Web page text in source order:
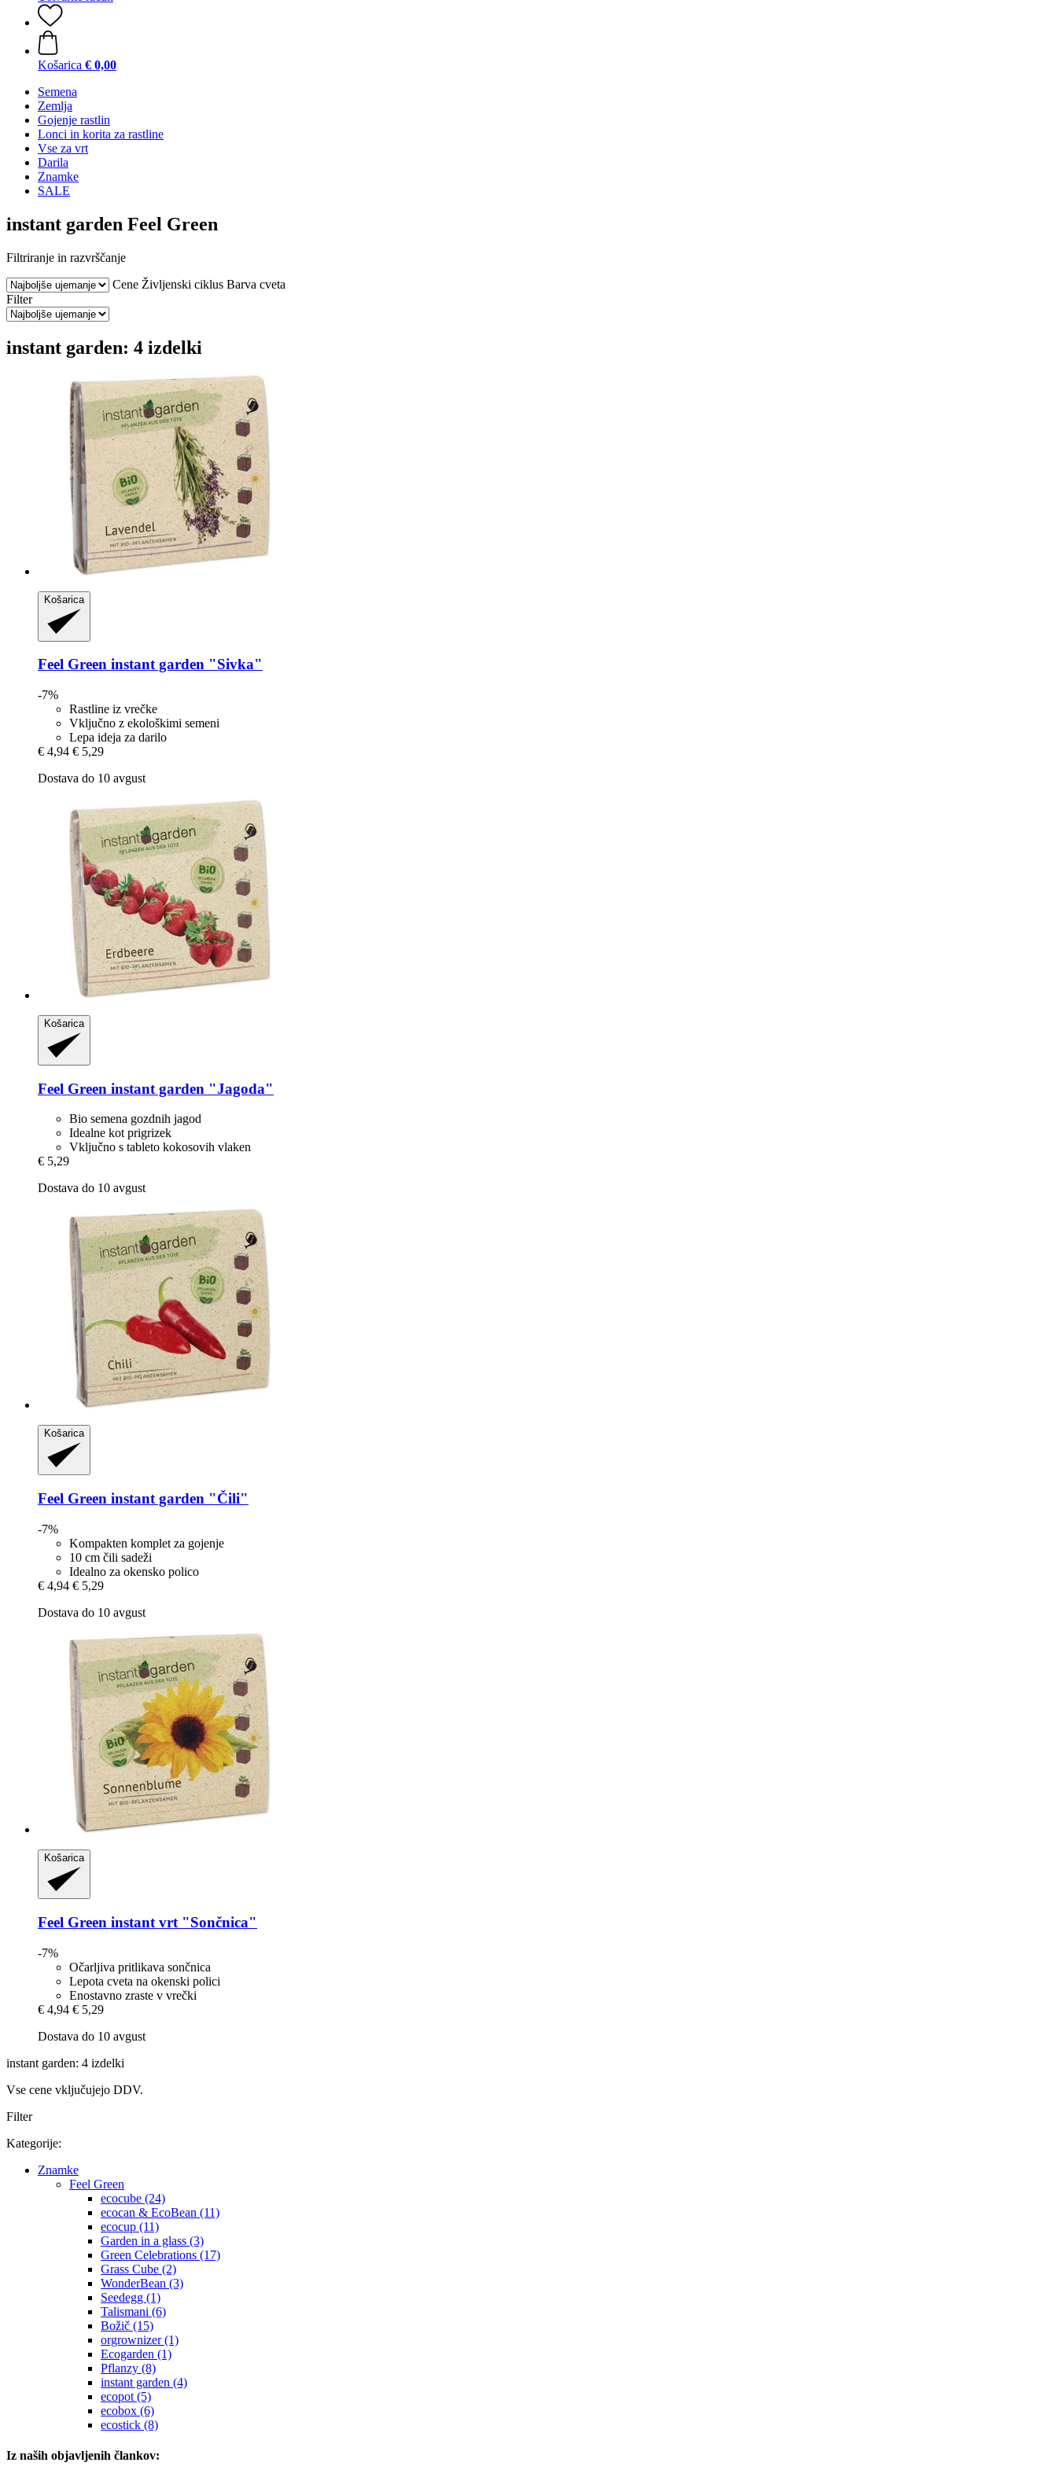
Košarica € 0,00
Semena
Zemlja
Gojenje rastlin
Lonci in korita za rastline
Vse za vrt
Darila
Znamke
SALE
instant garden Feel Green
Filtriranje in razvrščanje
Cene Življenski ciklus Barva cveta
Filter
instant garden: 4 izdelki
Košarica
Feel Green instant garden "Sivka"
-7%
Rastline iz vrečke
Vključno z ekološkimi semeni
Lepa ideja za darilo
€ 4,94 € 5,29
Dostava do 10 avgust
Košarica
Feel Green instant garden "Jagoda"
Bio semena gozdnih jagod
Idealne kot prigrizek
Vključno s tableto kokosovih vlaken
€ 5,29
Dostava do 10 avgust
Košarica
Feel Green instant garden "Čili"
-7%
Kompakten komplet za gojenje
10 cm čili sadeži
Idealno za okensko polico
€ 4,94 € 5,29
Dostava do 10 avgust
Košarica
Feel Green instant vrt "Sončnica"
-7%
Očarljiva pritlikava sončnica
Lepota cveta na okenski polici
Enostavno zraste v vrečki
€ 4,94 € 5,29
Dostava do 10 avgust
instant garden: 4 izdelki
Vse cene vključujejo DDV.
Filter
Kategorije:
Znamke
Feel Green
ecocube (24)
ecocan & EcoBean (11)
ecocup (11)
Garden in a glass (3)
Green Celebrations (17)
Grass Cube (2)
WonderBean (3)
Seedegg (1)
Talismani (6)
Božič (15)
orgrownizer (1)
Ecogarden (1)
Pflanzy (8)
instant garden (4)
ecopot (5)
ecobox (6)
ecostick (8)
Iz naših objavljenih člankov: